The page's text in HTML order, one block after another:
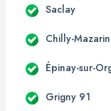
Saclay
Chilly-Mazarin
Épinay-sur-
Grigny 91